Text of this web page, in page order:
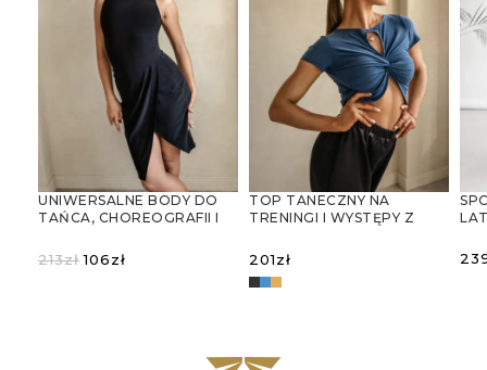
UNIWERSALNE BODY DO
TAŃCA, CHOREOGRAFII I
213złPierwotna
106zł
TOP TANECZNY NA
TRENINGI I WYSTĘPY Z
KROPLI
201zł